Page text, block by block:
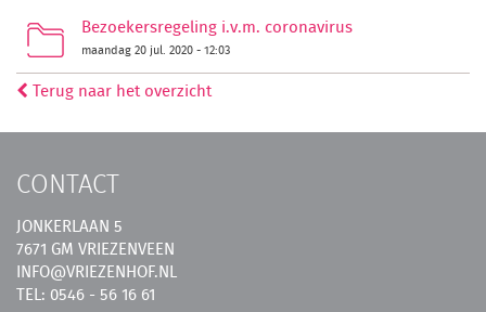
Bezoekersregeling i.v.m. coronavirus
maandag 20 jul. 2020 - 12:03
Terug naar het overzicht
CONTACT
JONKERLAAN 5
7671 GM VRIEZENVEEN
INFO@VRIEZENHOF.NL
TEL: 0546 - 56 16 61